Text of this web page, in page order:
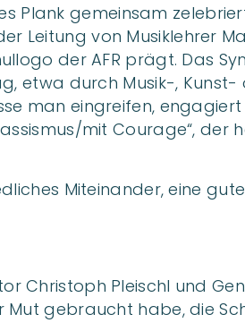
Plank gemeinsam
Leitung von Musiklehrer
der AFR prägt. Das
etwa durch Musik-, Kunst-
man eingreifen, engagiert
mit Courage“, der
Miteinander, eine
Christoph Pleischl und
Mut gebraucht habe, die